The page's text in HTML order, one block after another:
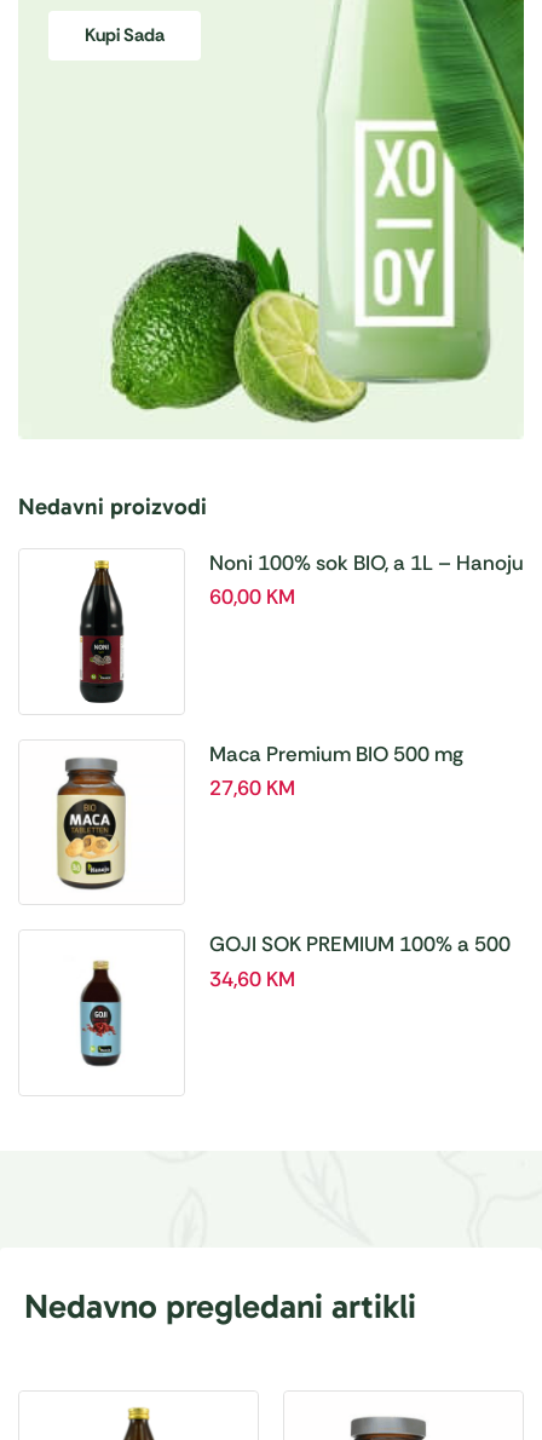
Kupi Sada
Nedavni proizvodi
Noni 100% sok BIO, a 1L – Hanoju
60,00 KM
Maca Premium BIO 500 mg
tablete, a180 tbl – Hanoju
27,60 KM
GOJI SOK PREMIUM 100% a 500
ml
34,60 KM
Nedavno pregledani artikli